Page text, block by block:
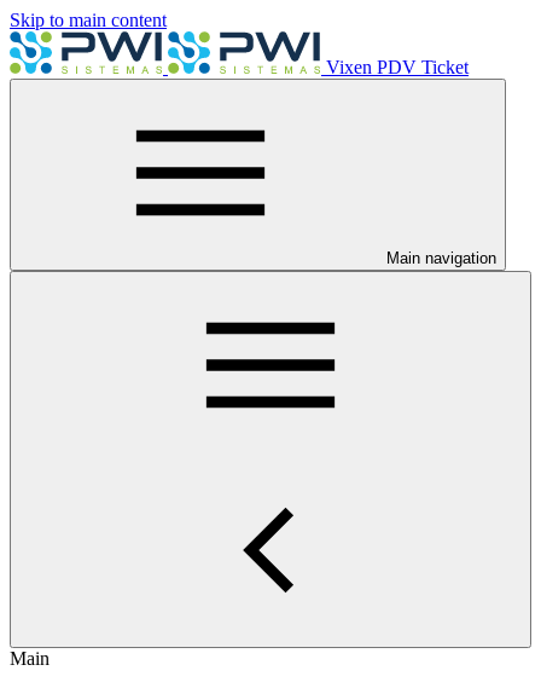
Skip to main content
Vixen PDV Ticket
Main navigation
Main